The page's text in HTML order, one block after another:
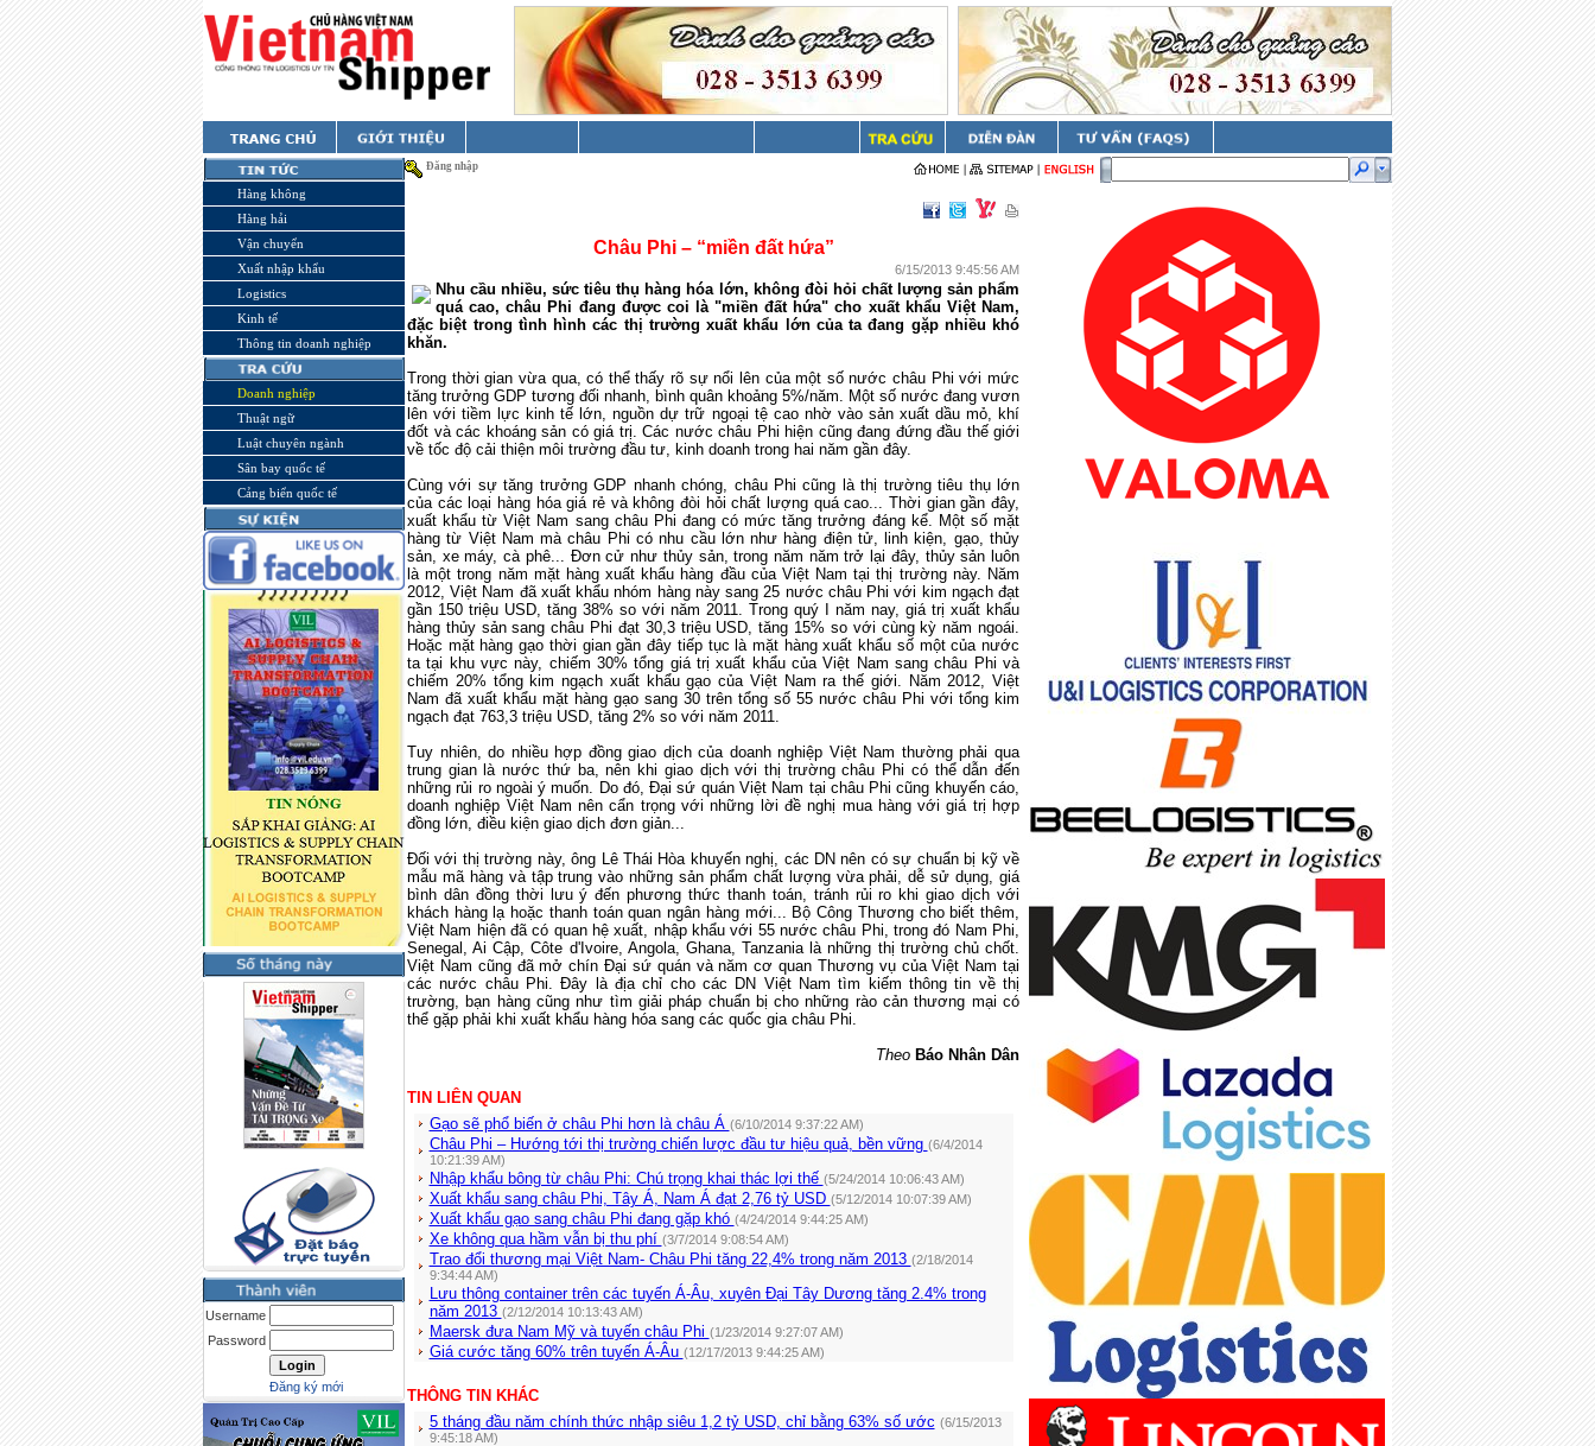
Hàng không
Hàng hải
Vận chuyển
Xuất nhập khẩu
Logistics
Kinh tế
Thông tin doanh nghiệp
Doanh nghiệp
Thuật ngữ
Luật chuyên ngành
Sân bay quốc tế
Cảng biển quốc tế
Username
Password
Đăng ký mới
Đăng nhập
Châu Phi – “miền đất hứa”
6/15/2013 9:45:56 AM
Nhu cầu nhiều, sức tiêu thụ hàng hóa lớn, không đòi hỏi chất lượng sản phẩm
quá cao, châu Phi đang được coi là "miền đất hứa" cho xuất khẩu Việt Nam,
đặc biệt trong tình hình các thị trường xuất khẩu lớn của ta đang gặp nhiều khó
khăn.
Trong thời gian vừa qua, có thể thấy rõ sự nổi lên của một số nước châu Phi với mức
tăng trưởng GDP tương đối nhanh, bình quân khoảng 5%/năm. Một số nước đang vươn
lên với tiềm lực kinh tế lớn, nguồn dự trữ ngoại tệ cao nhờ vào sản xuất dầu mỏ, khí
đốt và các khoáng sản có giá trị. Các nước châu Phi hiện cũng đang đứng đầu thế giới
về tốc độ cải thiện môi trường đầu tư, kinh doanh trong hai năm gần đây.
Cùng với sự tăng trưởng GDP nhanh chóng, châu Phi cũng là thị trường tiêu thụ lớn
của các loại hàng hóa giá rẻ và không đòi hỏi chất lượng quá cao... Thời gian gần đây,
xuất khẩu từ Việt Nam sang châu Phi đang có mức tăng trưởng đáng kể. Một số mặt
hàng từ Việt Nam mà châu Phi có nhu cầu lớn như hàng điện tử, linh kiện, gạo, thủy
sản, xe máy, cà phê... Đơn cử như thủy sản, trong năm năm trở lại đây, thủy sản luôn
là một trong năm mặt hàng xuất khẩu hàng đầu của Việt Nam tại thị trường này. Năm
2012, Việt Nam đã xuất khẩu nhóm hàng này sang 25 nước châu Phi với kim ngạch đạt
gần 150 triệu USD, tăng 38% so với năm 2011. Trong quý I năm nay, giá trị xuất khẩu
hàng thủy sản sang châu Phi đạt 30,3 triệu USD, tăng 15% so với cùng kỳ năm ngoái.
Hoặc mặt hàng gạo thời gian gần đây tiếp tục là mặt hàng xuất khẩu số một của nước
ta tại khu vực này, chiếm 30% tổng giá trị xuất khẩu của Việt Nam sang châu Phi và
chiếm 20% tổng kim ngạch xuất khẩu gạo của Việt Nam ra thế giới. Năm 2012, Việt
Nam đã xuất khẩu mặt hàng gạo sang 30 trên tổng số 55 nước châu Phi với tổng kim
ngạch đạt 763,3 triệu USD, tăng 2% so với năm 2011.
Tuy nhiên, do nhiều hợp đồng giao dịch của doanh nghiệp Việt Nam thường phải qua
trung gian là nước thứ ba, nên khi giao dịch với thị trường châu Phi có thể dẫn đến
những rủi ro ngoài ý muốn. Do đó, Đại sứ quán Việt Nam tại châu Phi cũng khuyến cáo,
doanh nghiệp Việt Nam nên cẩn trọng với những lời đề nghị mua hàng với giá trị hợp
đồng lớn, điều kiện giao dịch đơn giản...
Đối với thị trường này, ông Lê Thái Hòa khuyến nghị, các DN nên có sự chuẩn bị kỹ về
mẫu mã hàng và tập trung vào những sản phẩm chất lượng vừa phải, dễ sử dụng, giá
bình dân đồng thời lưu ý đến phương thức thanh toán, tránh rủi ro khi giao dịch với
khách hàng lạ hoặc thanh toán quan ngân hàng mới... Bộ Công Thương cho biết thêm,
Việt Nam hiện đã có quan hệ xuất, nhập khẩu với 55 nước châu Phi, trong đó Nam Phi,
Senegal, Ai Cập, Côte d'Ivoire, Angola, Ghana, Tanzania là những thị trường chủ chốt.
Việt Nam cũng đã mở chín Đại sứ quán và năm cơ quan Thương vụ của Việt Nam tại
các nước châu Phi. Đây là địa chỉ cho các DN Việt Nam tìm kiếm thông tin về thị
trường, bạn hàng cũng như tìm giải pháp chuẩn bị cho những rào cản thương mại có
thể gặp phải khi xuất khẩu hàng hóa sang các quốc gia châu Phi.
Theo Báo Nhân Dân
TIN LIÊN QUAN
Gạo sẽ phổ biến ở châu Phi hơn là châu Á (6/10/2014 9:37:22 AM)
Châu Phi – Hướng tới thị trường chiến lược đầu tư hiệu quả, bền vững (6/4/2014
10:21:39 AM)
Nhập khẩu bông từ châu Phi: Chú trọng khai thác lợi thế (5/24/2014 10:06:43 AM)
Xuất khẩu sang châu Phi, Tây Á, Nam Á đạt 2,76 tỷ USD (5/12/2014 10:07:39 AM)
Xuất khẩu gạo sang châu Phi đang gặp khó (4/24/2014 9:44:25 AM)
Xe không qua hầm vẫn bị thu phí (3/7/2014 9:08:54 AM)
Trao đổi thương mại Việt Nam- Châu Phi tăng 22,4% trong năm 2013 (2/18/2014
9:34:44 AM)
Lưu thông container trên các tuyến Á-Âu, xuyên Đại Tây Dương tăng 2.4% trong
năm 2013 (2/12/2014 10:13:43 AM)
Maersk đưa Nam Mỹ và tuyến châu Phi (1/23/2014 9:27:07 AM)
Giá cước tăng 60% trên tuyến Á-Âu (12/17/2013 9:44:25 AM)
THÔNG TIN KHÁC
5 tháng đầu năm chính thức nhập siêu 1,2 tỷ USD, chỉ bằng 63% số ước (6/15/2013
9:45:18 AM)